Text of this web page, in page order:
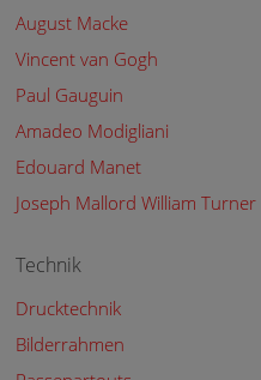
August Macke
Vincent van Gogh
Paul Gauguin
Amadeo Modigliani
Edouard Manet
Joseph Mallord William Turner
Technik
Drucktechnik
Bilderrahmen